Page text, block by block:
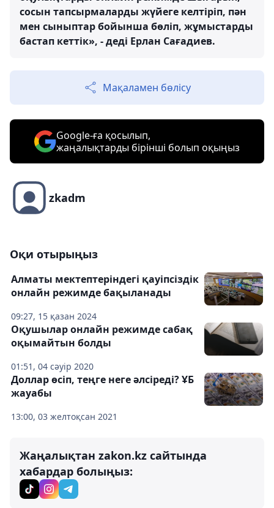
сосын тапсырмаларды жүйеге келтiрiп, пән
мен сыныптар бойынша бөлiп, жұмыстарды
бастап кеттiк», - дедi Ерлан Сағадиев.
Мақаламен бөлісу
Google-ға қосылып,
жаңалықтарды бірінші болып оқыңыз
zkadm
Оқи отырыңыз
09:27, 15 қазан 2024
Алматы мектептеріндегі қауіпсіздік
онлайн режимде бақыланады
01:51, 04 сәуір 2020
Оқушылар онлайн режимде сабақ
оқымайтын болды
13:00, 03 желтоқсан 2021
Доллар өсіп, теңге неге әлсіреді? ҰБ
жауабы
Жаңалықтан zakon.kz сайтында
хабардар болыңыз: